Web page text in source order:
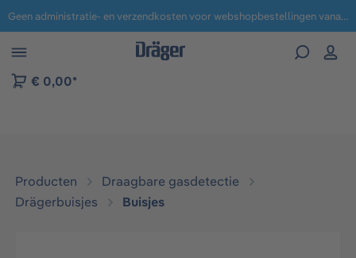
naar navigatie B2B-platform Geen administratie- en verzendkosten voor webshopbestellingen vanaf € 100,-.
€ 0,00*
Producten
Draagbare gasdetectie
Drägerbuisjes
Buisjes